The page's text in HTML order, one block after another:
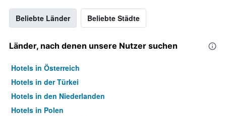
Beliebte Länder Beliebte Städte
Länder, nach denen unsere Nutzer suchen
Hotels in Österreich
Hotels in der Türkei
Hotels in den Niederlanden
Hotels in Polen